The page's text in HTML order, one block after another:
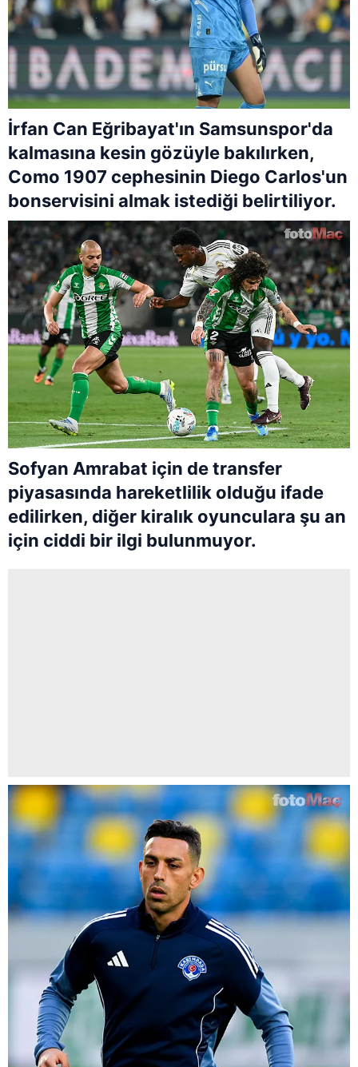
İrfan Can Eğribayat'ın Samsunspor'da
kalmasına kesin gözüyle bakılırken,
Como 1907 cephesinin Diego Carlos'un
bonservisini almak istediği belirtiliyor.
Sofyan Amrabat için de transfer
piyasasında hareketlilik olduğu ifade
edilirken, diğer kiralık oyunculara şu an
için ciddi bir ilgi bulunmuyor.